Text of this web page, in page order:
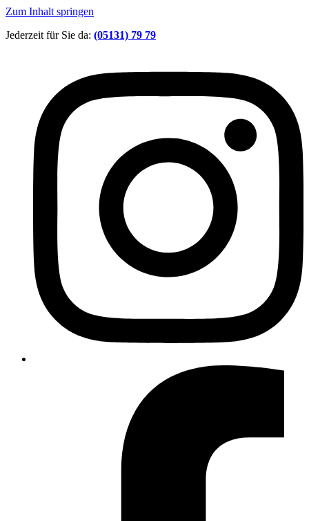
Zum Inhalt springen
Jederzeit für Sie da: (05131) 79 79